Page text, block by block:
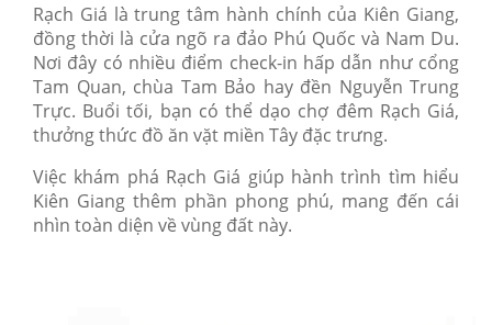
Rạch Giá là trung tâm hành chính của Kiên Giang,
đồng thời là cửa ngõ ra đảo Phú Quốc và Nam Du.
Nơi đây có nhiều điểm check-in hấp dẫn như cổng
Tam Quan, chùa Tam Bảo hay đền Nguyễn Trung
Trực. Buổi tối, bạn có thể dạo chợ đêm Rạch Giá,
thưởng thức đồ ăn vặt miền Tây đặc trưng.
Việc khám phá Rạch Giá giúp hành trình tìm hiểu
Kiên Giang thêm phần phong phú, mang đến cái
nhìn toàn diện về vùng đất này.